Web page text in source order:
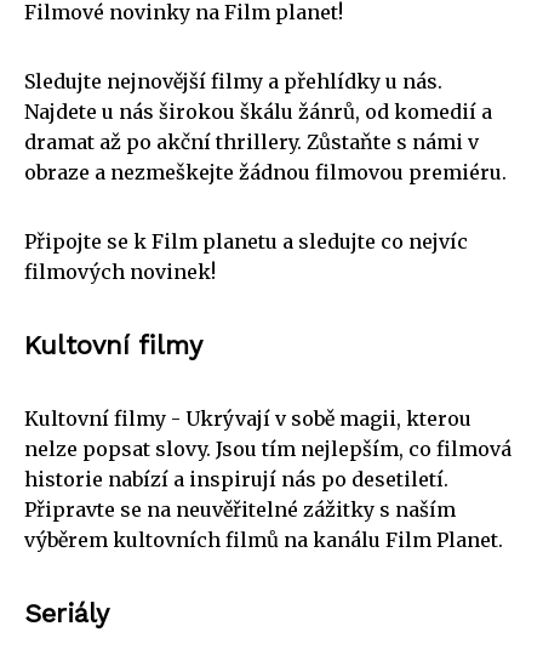
Filmové novinky na Film planet!
Sledujte nejnovější filmy a přehlídky u nás.
Najdete u nás širokou škálu žánrů, od komedií a
dramat až po akční thrillery. Zůstaňte s námi v
obraze a nezmeškejte žádnou filmovou premiéru.
Připojte se k Film planetu a sledujte co nejvíc
filmových novinek!
Kultovní filmy
Kultovní filmy - Ukrývají v sobě magii, kterou
nelze popsat slovy. Jsou tím nejlepším, co filmová
historie nabízí a inspirují nás po desetiletí.
Připravte se na neuvěřitelné zážitky s naším
výběrem kultovních filmů na kanálu Film Planet.
Seriály